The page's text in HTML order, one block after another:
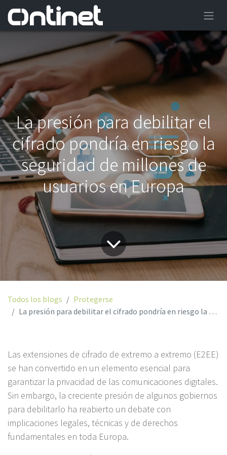
La presión para debilitar el
cifrado pondría en riesgo la
seguridad de millones de
usuarios en Europa
Todos los blogs
Protegerse
La presión para debilitar el cifrado pondría en riesgo la seguridad de millones de usuarios en Europa
Las extensiones de cifrado de extremo a extremo (E2EE)
se han convertido en un elemento esencial para
garantizar la privacidad de las comunicaciones digitales.
Sin embargo, la creciente presión de algunos gobiernos
para debilitarlo ha reabierto un debate con
implicaciones legales, técnicas y de derechos
fundamentales en toda Europa.